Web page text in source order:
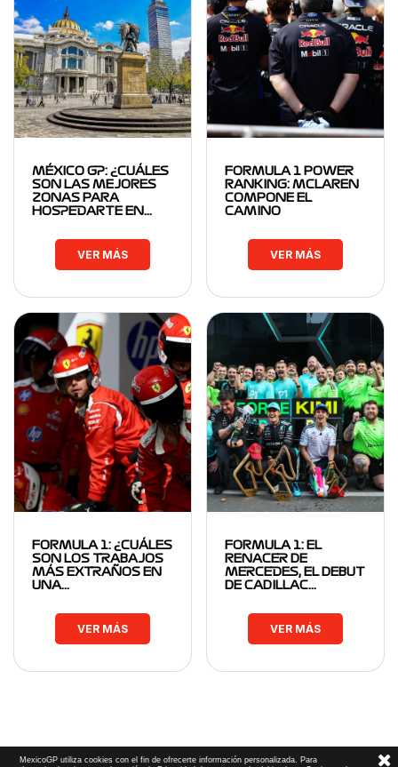
MÉXICO GP: ¿CUÁLES
SON LAS MEJORES
ZONAS PARA
HOSPEDARTE EN…
VER MÁS
FORMULA 1 POWER
RANKING: MCLAREN
COMPONE EL
CAMINO
VER MÁS
FORMULA 1: ¿CUÁLES
SON LOS TRABAJOS
MÁS EXTRAÑOS EN
UNA…
VER MÁS
FORMULA 1: EL
RENACER DE
MERCEDES, EL DEBUT
DE CADILLAC…
VER MÁS
MexicoGP utiliza cookies con el fin de ofrecerte información personalizada. Para